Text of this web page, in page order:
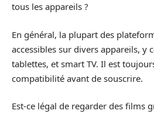
tous les appareils ?
En général, la plupart des
accessibles sur divers appareils, y
tablettes, et smart TV. Il est
compatibilité avant de souscrire.
Est-ce légal de regarder des films